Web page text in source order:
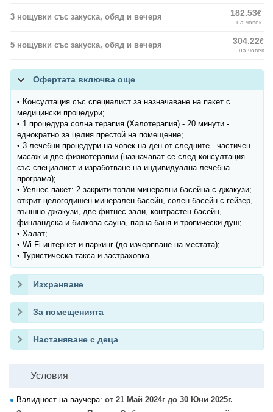
3 нощувки със закуска, обяд и вечеря 182.53€
на човек
5 нощувки със закуска, обяд и вечеря 304.22€
на човек
Офертата включва още
• Консултация със специалист за назначаване на пакет с
медицински процедури;
• 1 процедура солна терапия (Халотерапия) - 20 минути -
еднократно за целия престой на помещение;
• 3 лечебни процедури на човек на ден от следните - частичен
масаж и две физиотерапии (назначават се след консултация
със специалист и изработване на индивидуална лечебна
програма);
• Уелнес пакет: 2 закрити топли минерални басейна с джакузи;
открит целогодишен минерален басейн, солен басейн с гейзер,
външно джакузи, две фитнес зали, контрастен басейн,
финландска и билкова сауна, парна баня и тропически душ;
• Халат;
• Wi-Fi интернет и паркинг (до изчерпване на местата);
• Туристическа такса и застраховка.
Изхранване
За помещенията
Настаняване с деца
Условия
Валидност на ваучера: от 21 Май 2024г до 30 Юни 2025г.